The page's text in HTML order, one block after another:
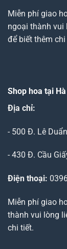
Miễn phí giao
ngoại thành vui
để biết thêm chi
Shop hoa tại
Địa chỉ:
- 500 Đ. Lê
- 430 Đ. Cầu
Điện thoại:
Miễn phí giao
thành vui lòng
chi tiết.